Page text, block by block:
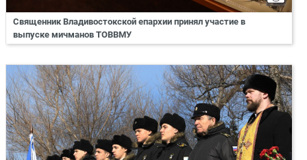
Священник Владивостокской епархии принял участие в
выпуске мичманов ТОВВМУ